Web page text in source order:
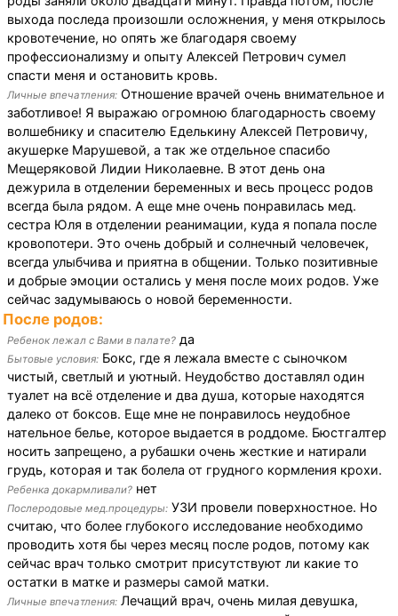
выхода последа произошли осложнения, у меня открылось
кровотечение, но опять же благодаря своему
профессионализму и опыту Алексей Петрович сумел
спасти меня и остановить кровь.
Личные впечатления: Отношение врачей очень внимательное и
заботливое! Я выражаю огромною благодарность своему
волшебнику и спасителю Еделькину Алексей Петровичу,
акушерке Марушевой, а так же отдельное спасибо
Мещеряковой Лидии Николаевне. В этот день она
дежурила в отделении беременных и весь процесс родов
всегда была рядом. А еще мне очень понравилась мед.
сестра Юля в отделении реанимации, куда я попала после
кровопотери. Это очень добрый и солнечный человечек,
всегда улыбчива и приятна в общении. Только позитивные
и добрые эмоции остались у меня после моих родов. Уже
сейчас задумываюсь о новой беременности.
После родов:
Ребенок лежал с Вами в палате? да
Бытовые условия: Бокс, где я лежала вместе с сыночком
чистый, светлый и уютный. Неудобство доставлял один
туалет на всё отделение и два душа, которые находятся
далеко от боксов. Еще мне не понравилось неудобное
нательное белье, которое выдается в роддоме. Бюстгалтер
носить запрещено, а рубашки очень жесткие и натирали
грудь, которая и так болела от грудного кормления крохи.
Ребенка докармливали? нет
Послеродовые мед.процедуры: УЗИ провели поверхностное. Но
считаю, что более глубокого исследование необходимо
проводить хотя бы через месяц после родов, потому как
сейчас врач только смотрит присутствуют ли какие то
остатки в матке и размеры самой матки.
Личные впечатления: Лечащий врач, очень милая девушка,